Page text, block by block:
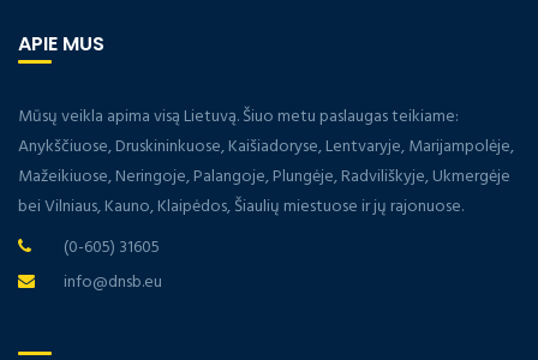
APIE MUS
Mūsų veikla apima visą Lietuvą. Šiuo metu paslaugas teikiame:
Anykščiuose, Druskininkuose, Kaišiadoryse, Lentvaryje, Marijampolėje,
Mažeikiuose, Neringoje, Palangoje, Plungėje, Radviliškyje, Ukmergėje
bei Vilniaus, Kauno, Klaipėdos, Šiaulių miestuose ir jų rajonuose.
(0-605) 31605
info@dnsb.eu